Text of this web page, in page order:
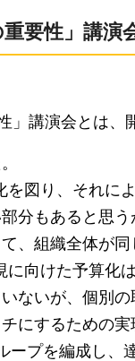
要性」講演
」講演会とは
を図り、それに
分もあると思
、組織全体が
に向けた予算化
ないが、個別
にするための
ープを編成し、